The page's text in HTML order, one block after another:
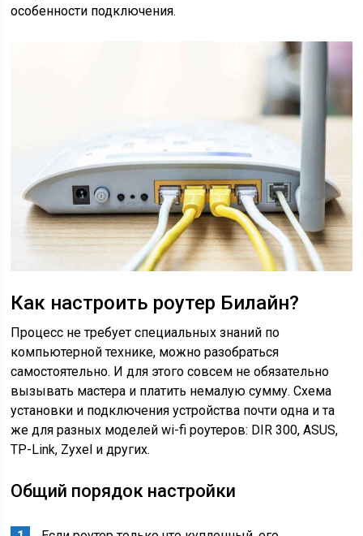
особенности подключения.
Как настроить роутер Билайн?
Процесс не требует специальных знаний по
компьютерной технике, можно разобраться
самостоятельно. И для этого совсем не обязательно
вызывать мастера и платить немалую сумму. Схема
установки и подключения устройства почти одна и та
же для разных моделей wi-fi роутеров: DIR 300, ASUS,
TP-Link, Zyxel и других.
Общий порядок настройки